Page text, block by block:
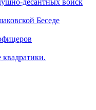
десантных войск
Беседе